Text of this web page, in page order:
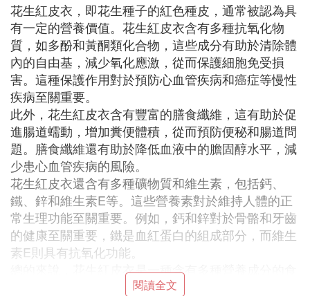
花生紅皮衣，即花生種子的紅色種皮，通常被認為具
有一定的營養價值。花生紅皮衣含有多種抗氧化物
質，如多酚和黃酮類化合物，這些成分有助於清除體
內的自由基，減少氧化應激，從而保護細胞免受損
害。這種保護作用對於預防心血管疾病和癌症等慢性
疾病至關重要。
此外，花生紅皮衣含有豐富的膳食纖維，這有助於促
進腸道蠕動，增加糞便體積，從而預防便秘和腸道問
題。膳食纖維還有助於降低血液中的膽固醇水平，減
少患心血管疾病的風險。
花生紅皮衣還含有多種礦物質和維生素，包括鈣、
鐵、鋅和維生素E等。這些營養素對於維持人體的正
常生理功能至關重要。例如，鈣和鋅對於骨骼和牙齒
的健康至關重要，鐵是血紅蛋白的組成部分，而維生
素E則具有抗氧化功能。
總的來說，花生紅皮衣是一種含有多種營養成分的食
材，可以在日常飲食中適量食用，為人體提供所需的
閱讀全文